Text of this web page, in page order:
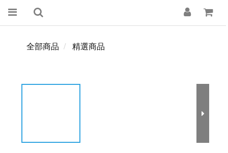
全部商品 精選商品